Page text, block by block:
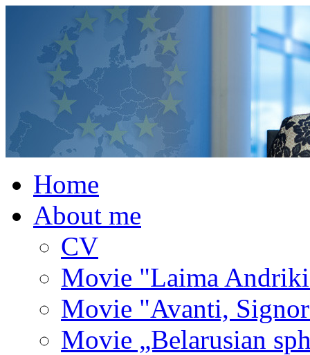
Home
About me
CV
Movie "Laima
Movie "Avanti,
Movie „Belarusian